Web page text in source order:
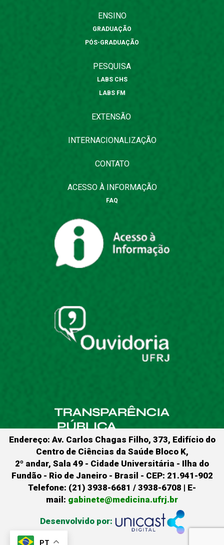
PT
ENSINO
GRADUAÇÃO
PÓS-GRADUAÇÃO
PESQUISA
LABS CHS
LABS FM
EXTENSÃO
INTERNACIONALIZAÇÃO
CONTATO
ACESSO À INFORMAÇÃO
FAQ
Endereço: Av. Carlos Chagas Filho, 373, Edifício do
Centro de Ciências da Saúde Bloco K,
2º andar, Sala 49 - Cidade Universitária - Ilha do
Fundão - Rio de Janeiro - Brasil - CEP: 21.941-902
Telefone: (21) 3938-6681 / 3938-6708 | E-
mail: gabinete@medicina.ufrj.br
Desenvolvido por: